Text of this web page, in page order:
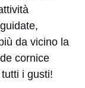
da vicino la
cornice
i gusti!